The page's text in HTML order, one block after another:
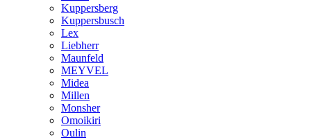
Kuppersberg
Kuppersbusch
Lex
Liebherr
Maunfeld
MEYVEL
Midea
Millen
Monsher
Omoikiri
Oulin